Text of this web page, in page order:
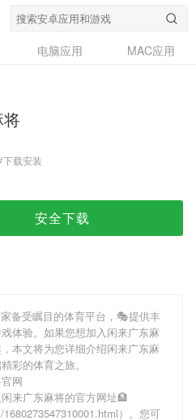
电脑应用
MAC应用
下载安装
安全下载
备受瞩目的体育平台，🎭提供丰
体验。如果您想加入闲来广东麻
本文将为您详细介绍闲来广东麻
彩的体育之旅。
网
闲来广东麻将的官方网址🏦
1680273547310001.html）。您可